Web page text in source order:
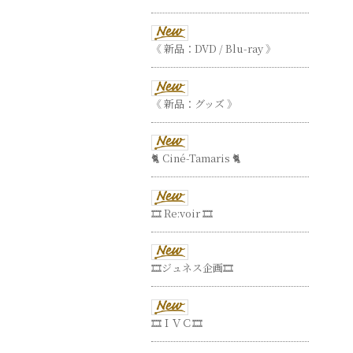
《 新品：DVD / Blu-ray 》
《 新品：グッズ 》
🐈 Ciné-Tamaris 🐈
🎞 Re:voir 🎞
🎞ジュネス企画🎞
🎞ＩＶＣ🎞